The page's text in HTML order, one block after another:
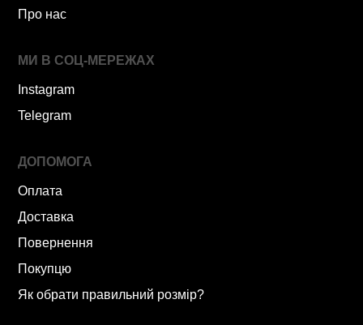
Про нас
МИ В СОЦ-МЕРЕЖАХ
Instagram
Telegram
ДОПОМОГА
Оплата
Доставка
Повернення
Покупцю
Як обрати правильний розмір?